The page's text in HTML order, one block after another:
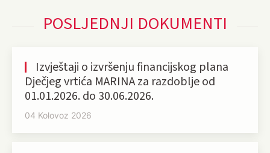
POSLJEDNJI DOKUMENTI
Izvještaji o izvršenju financijskog plana
Dječjeg vrtića MARINA za razdoblje od
01.01.2026. do 30.06.2026.
04 Kolovoz 2026